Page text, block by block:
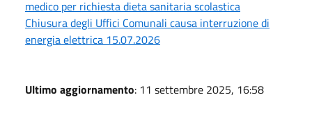
medico per richiesta dieta sanitaria scolastica
Chiusura degli Uffici Comunali causa interruzione di
energia elettrica 15.07.2026
Ultimo aggiornamento: 11 settembre 2025, 16:58